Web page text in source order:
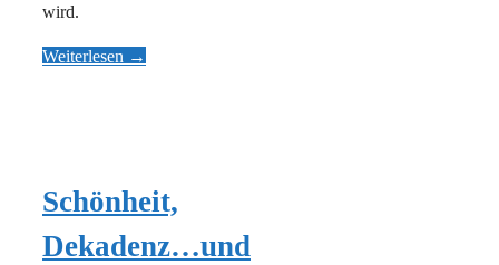
wird.
Weiterlesen →
Schönheit,
Dekadenz…und